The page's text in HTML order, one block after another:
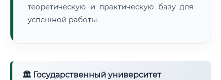
теоретическую и практическую базу для
успешной работы.
🏛 Государственный университет